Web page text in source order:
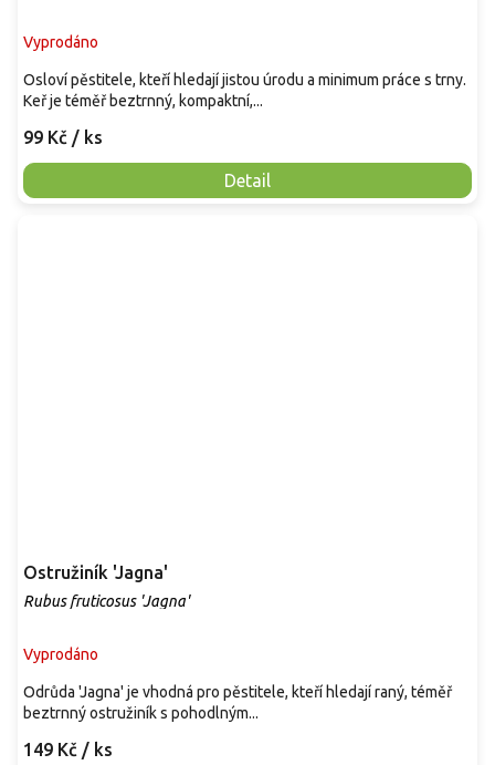
Vyprodáno
99 Kč / ks
Detail
Osloví pěstitele, kteří hledají jistou úrodu a minimum práce s trny.
Keř je téměř beztrnný, kompaktní,...
Ostružiník 'Jagna'
Rubus fruticosus 'Jagna'
Vyprodáno
149 Kč / ks
Odrůda 'Jagna' je vhodná pro pěstitele, kteří hledají raný, téměř
beztrnný ostružiník s pohodlným...